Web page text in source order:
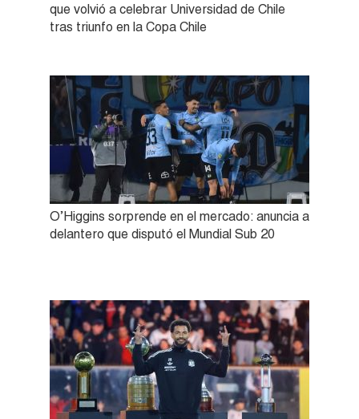
que volvió a celebrar Universidad de Chile
tras triunfo en la Copa Chile
O’Higgins sorprende en el mercado: anuncia a
delantero que disputó el Mundial Sub 20